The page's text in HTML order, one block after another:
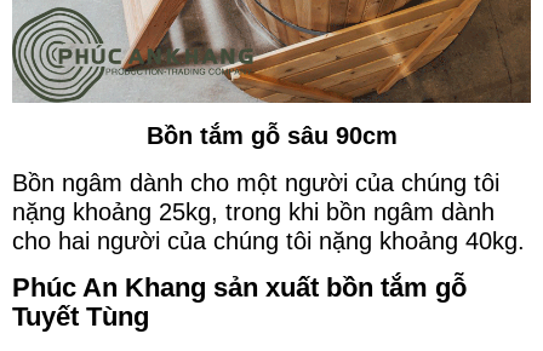
Bồn tắm gỗ sâu 90cm
Bồn ngâm dành cho một người của chúng tôi
nặng khoảng 25kg, trong khi bồn ngâm dành
cho hai người của chúng tôi nặng khoảng 40kg.
Phúc An Khang sản xuất bồn tắm gỗ
Tuyết Tùng